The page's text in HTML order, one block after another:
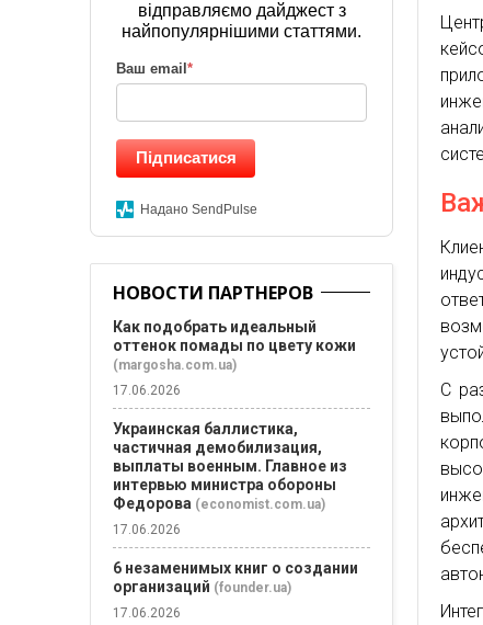
С
відправляємо дайджест з
найпопулярнішими статтями.
Ваш email *
Підписатися
Надано SendPulse
НОВОСТИ ПАРТНЕРОВ
Как подобрать идеальный
оттенок помады по цвету кожи
(margosha.com.ua)
17.06.2026
Украинская баллистика,
частичная демобилизация,
выплаты военным. Главное из
интервью министра обороны
Федорова (economist.com.ua)
17.06.2026
6 незаменимых книг о создании
организаций (founder.ua)
17.06.2026